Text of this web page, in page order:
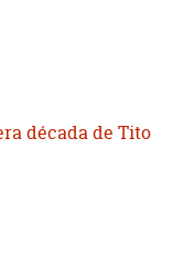
década de Tito